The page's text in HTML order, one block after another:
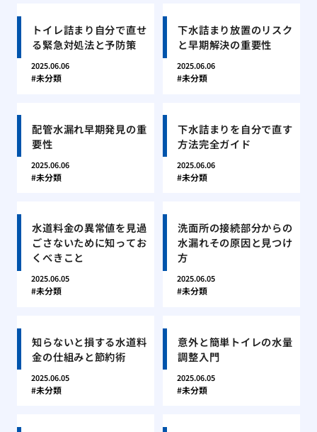
トイレ詰まり自分で直せ
る緊急対処法と予防策
2025.06.06
未分類
下水詰まり放置のリスク
と早期解決の重要性
2025.06.06
未分類
配管水漏れ早期発見の重
要性
2025.06.06
未分類
下水詰まりを自分で直す
方法完全ガイド
2025.06.06
未分類
水道料金の異常値を見過
ごさないために知ってお
くべきこと
2025.06.05
未分類
洗面所の接続部分からの
水漏れその原因と見つけ
方
2025.06.05
未分類
知らないと損する水道料
金の仕組みと節約術
2025.06.05
未分類
意外と簡単トイレの水量
調整入門
2025.06.05
未分類